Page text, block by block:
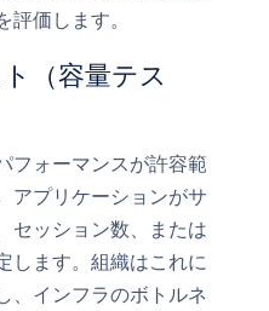
価します。
（容量テス
フォーマンスが許容範
アプリケーションがサ
セッション数、または
します。組織はこれに
、インフラのボトルネ